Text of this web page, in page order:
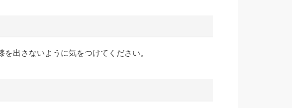
出さないように気をつけてください。